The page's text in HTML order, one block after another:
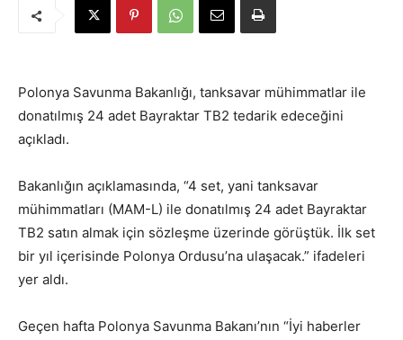
Polonya Savunma Bakanlığı, tanksavar mühimmatlar ile
donatılmış 24 adet Bayraktar TB2 tedarik edeceğini
açıkladı.
Bakanlığın açıklamasında, “4 set, yani tanksavar
mühimmatları (MAM-L) ile donatılmış 24 adet Bayraktar
TB2 satın almak için sözleşme üzerinde görüştük. İlk set
bir yıl içerisinde Polonya Ordusu’na ulaşacak.” ifadeleri
yer aldı.
Geçen hafta Polonya Savunma Bakanı’nın “İyi haberler